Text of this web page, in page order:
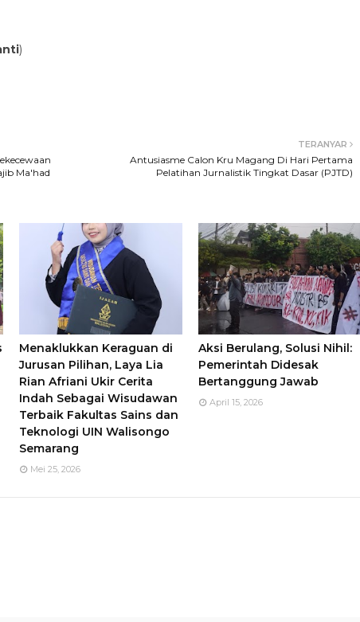
)
TERANYAR
Antusiasme Calon Kru Magang Di Hari Pertama
Pelatihan Jurnalistik Tingkat Dasar (PJTD)
Ma'had
Menaklukkan Keraguan di
Jurusan Pilihan, Laya Lia
Rian Afriani Ukir Cerita
Indah Sebagai Wisudawan
Terbaik Fakultas Sains dan
Teknologi UIN Walisongo
Semarang
Mei 25, 2026
Aksi Berulang, Solusi Nihil:
Pemerintah Didesak
Bertanggung Jawab
April 15, 2026